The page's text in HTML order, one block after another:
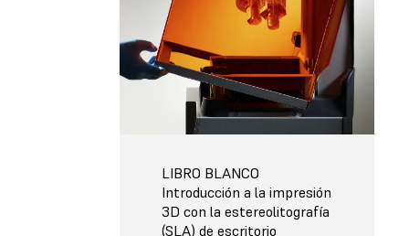
LIBRO BLANCO
Introducción a la impresión
3D con la estereolitografía
(SLA) de escritorio